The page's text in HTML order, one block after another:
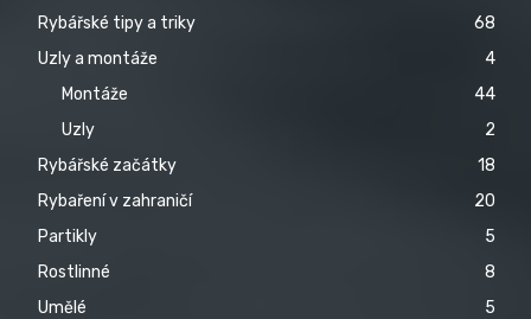
Rybářské tipy a triky
68
Uzly a montáže
4
Montáže
44
Uzly
2
Rybářské začátky
18
Rybaření v zahraničí
20
Partikly
5
Rostlinné
8
Umělé
5